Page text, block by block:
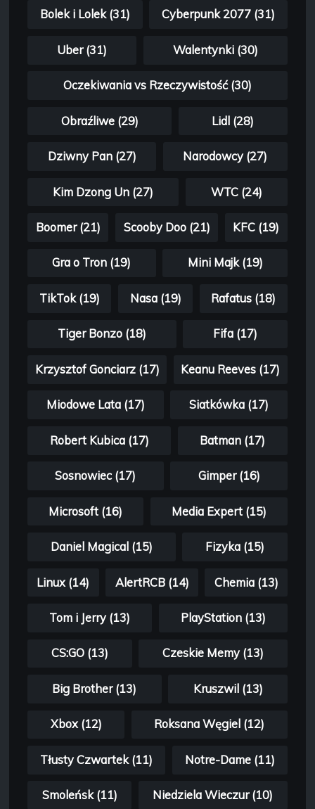
Bolek i Lolek (31) Cyberpunk 2077 (31)
Uber (31) Walentynki (30)
Oczekiwania vs Rzeczywistość (30)
Obraźliwe (29) Lidl (28)
Dziwny Pan (27) Narodowcy (27)
Kim Dzong Un (27) WTC (24)
Boomer (21) Scooby Doo (21) KFC (19)
Gra o Tron (19) Mini Majk (19)
TikTok (19) Nasa (19) Rafatus (18)
Tiger Bonzo (18) Fifa (17)
Krzysztof Gonciarz (17) Keanu Reeves (17)
Miodowe Lata (17) Siatkówka (17)
Robert Kubica (17) Batman (17)
Sosnowiec (17) Gimper (16)
Microsoft (16) Media Expert (15)
Daniel Magical (15) Fizyka (15)
Linux (14) AlertRCB (14) Chemia (13)
Tom i Jerry (13) PlayStation (13)
CS:GO (13) Czeskie Memy (13)
Big Brother (13) Kruszwil (13)
Xbox (12) Roksana Węgiel (12)
Tłusty Czwartek (11) Notre-Dame (11)
Smoleńsk (11) Niedziela Wieczur (10)